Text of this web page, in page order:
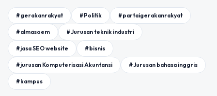
#gerakanrakyat #Politik #partaigerakanrakyat
#almasoem #Jurusan teknik industri
#jasa SEO website #bisnis
#jurusan Komputerisasi Akuntansi #Jurusan bahasa inggris
#kampus